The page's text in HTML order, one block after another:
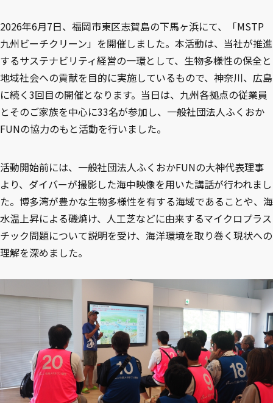
2026年6月7日、福岡市東区志賀島の下馬ヶ浜にて、「MSTP
九州ビーチクリーン」を開催しました。本活動は、当社が推進
するサステナビリティ経営の一環として、生物多様性の保全と
地域社会への貢献を目的に実施しているもので、神奈川、広島
に続く3回目の開催となります。当日は、九州各拠点の従業員
とそのご家族を中心に33名が参加し、一般社団法人ふくおか
FUNの協力のもと活動を行いました。
活動開始前には、一般社団法人ふくおかFUNの大神代表理事
より、ダイバーが撮影した海中映像を用いた講話が行われまし
た。博多湾が豊かな生物多様性を有する海域であることや、海
水温上昇による磯焼け、人工芝などに由来するマイクロプラス
チック問題について説明を受け、海洋環境を取り巻く現状への
理解を深めました。